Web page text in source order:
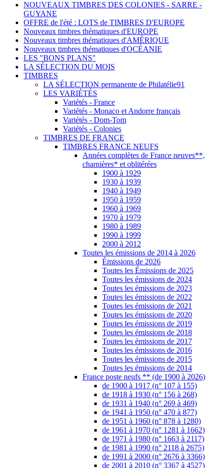
NOUVEAUX TIMBRES DES COLONIES - SARRE -
GUYANE
OFFRE de l'été : LOTS de TIMBRES D'EUROPE
Nouveaux timbres thématiques d'EUROPE
Nouveaux timbres thématiques d'AMÉRIQUE
Nouveaux timbres thématiques d'OCÉANIE
LES "BONS PLANS"
LA SÉLECTION DU MOIS
TIMBRES
LA SÉLECTION permanente de Philatélie91
LES VARIÉTÉS
Variétés - France
Variétés - Monaco et Andorre français
Variétés - Dom-Tom
Variétés - Colonies
TIMBRES DE FRANCE
TIMBRES FRANCE NEUFS
Années complètes de France neuves**,
charnières* et oblitérées
1900 à 1929
1930 à 1939
1940 à 1949
1950 à 1959
1960 à 1969
1970 à 1979
1980 à 1989
1990 à 1999
2000 à 2012
Toutes les émissions de 2014 à 2026
Émissions de 2026
Toutes les Émissions de 2025
Toutes les émissions de 2024
Toutes les émissions de 2023
Toutes les émissions de 2022
Toutes les émissions de 2021
Toutes les émissions de 2020
Toutes les émissions de 2019
Toutes les émissions de 2018
Toutes les émissions de 2017
Toutes les émissions de 2016
Toutes les émissions de 2015
Toutes les émissions de 2014
France poste neufs ** (de 1900 à 2026)
de 1900 à 1917 (n° 107 à 155)
de 1918 à 1930 (n° 156 à 268)
de 1931 à 1940 (n° 269 à 469)
de 1941 à 1950 (n° 470 à 877)
de 1951 à 1960 (n° 878 à 1280)
de 1961 à 1970 (n° 1281 à 1662)
de 1971 à 1980 (n° 1663 à 2117)
de 1981 à 1990 (n° 2118 à 2675)
de 1991 à 2000 (n° 2676 à 3366)
de 2001 à 2010 (n° 3367 à 4527)